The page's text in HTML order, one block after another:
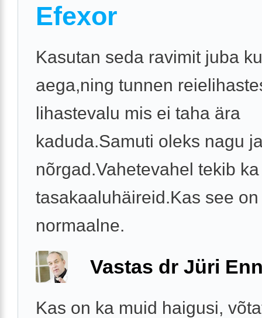
Efexor
Kasutan seda ravimit juba
aega,ning tunnen
lihastevalu mis ei taha ära
kaduda.Samuti oleks nagu
nõrgad.Vahetevahel tekib ka
tasakaaluhäireid.Kas see on
normaalne.
Vastas dr Jüri
Kas on ka muid haigusi,